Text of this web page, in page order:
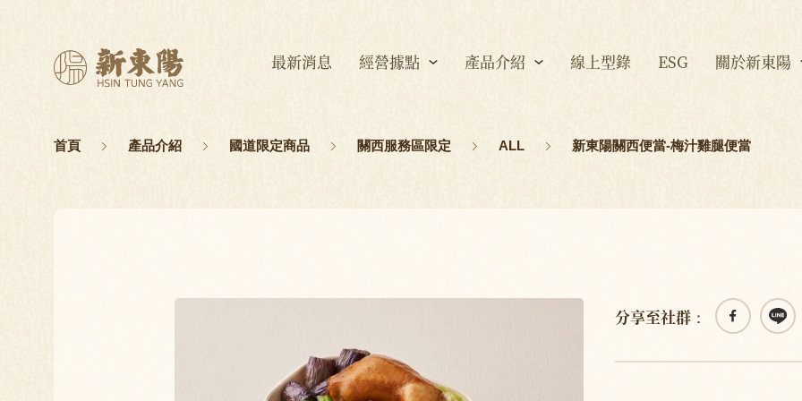
最新消息 經營據點 產品介紹 線上型錄 ESG 關於新東陽
首頁 產品介紹 國道限定商品 關西服務區限定 ALL 新東陽關西便當-梅汁雞腿便當
分享至社群：